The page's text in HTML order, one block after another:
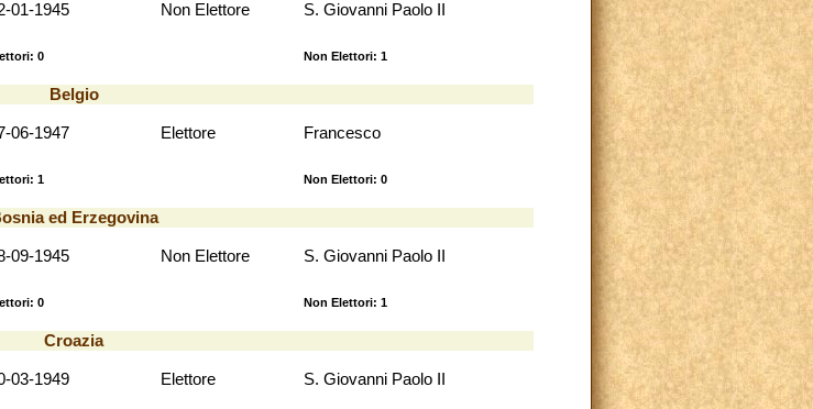
01-1945 Non Elettore S. Giovanni Paolo II
0 Non Elettori: 1
Belgio
06-1947 Elettore Francesco
1 Non Elettori: 0
ed Erzegovina
09-1945 Non Elettore S. Giovanni Paolo II
0 Non Elettori: 1
Croazia
03-1949 Elettore S. Giovanni Paolo II